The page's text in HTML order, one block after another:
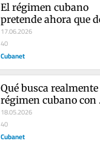
El régimen cubano
pretende ahora que
paso al frente el
17.06.2026
40
Cubanet
Qué busca realmente
régimen cubano con
drones militares de
Irán
18.05.2026
40
Cubanet